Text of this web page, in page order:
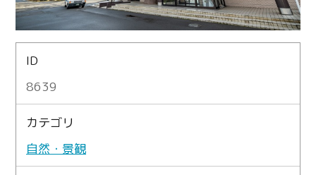
ID
8639
カテゴリ
自然・景観